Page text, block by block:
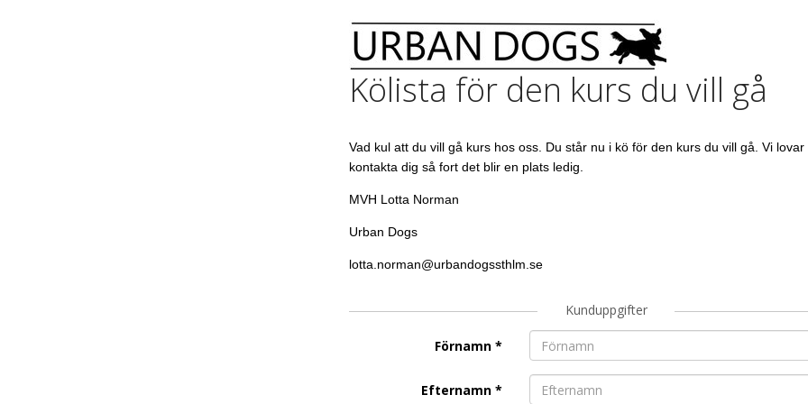
Kölista för den kurs du vill gå
Vad kul att du vill gå kurs hos oss. Du står nu i kö för den kurs du vill gå. Vi lovar
kontakta dig så fort det blir en plats ledig.
MVH Lotta Norman
Urban Dogs
lotta.norman@urbandogssthlm.se
Kunduppgifter
Förnamn *
Efternamn *